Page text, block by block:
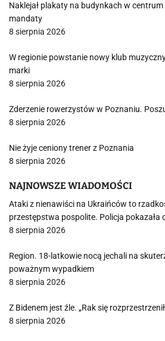
Naklejał plakaty na budynkach w
mandaty
8 sierpnia 2026
W regionie powstanie nowy klub
marki
8 sierpnia 2026
Zderzenie rowerzystów w Poznaniu.
8 sierpnia 2026
Nie żyje ceniony trener z Poznania
8 sierpnia 2026
NAJNOWSZE WIADOMOŚCI
Ataki z nienawiści na Ukraińców to
przestępstwa pospolite. Policja pokazała
8 sierpnia 2026
Region. 18-latkowie nocą jechali na
poważnym wypadkiem
8 sierpnia 2026
Z Bidenem jest źle. „Rak się
8 sierpnia 2026